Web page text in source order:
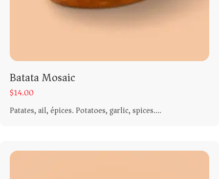
Batata Mosaic
$14.00
Patates, ail, épices. Potatoes, garlic, spices....